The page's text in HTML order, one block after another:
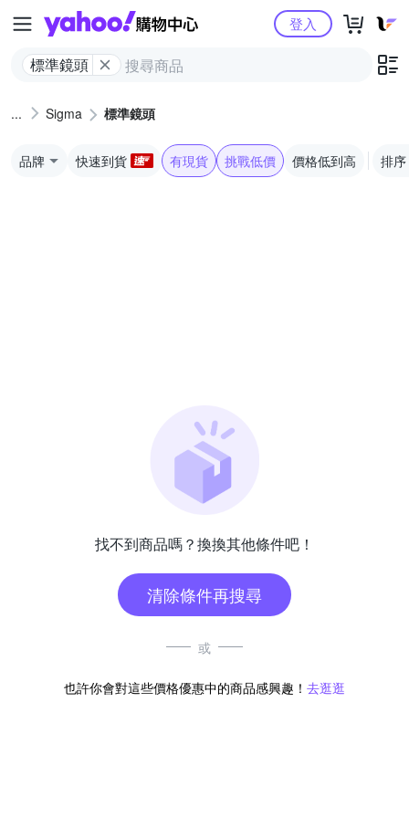
Yahoo購物中心
標準鏡頭
登入
Sigma 標準鏡頭
品牌 快速到貨 有現貨 挑戰低價 價格低到高 排序
找不到商品嗎？換換其他條件吧！
清除條件再搜尋
或
也許你會對這些價格優惠中的商品感興趣！ 去逛逛